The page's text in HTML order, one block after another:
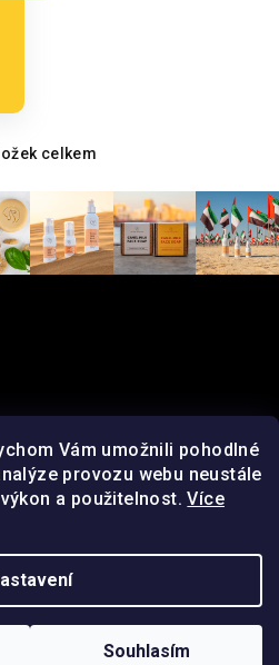
Vám umožnili pohodlné
provozu webu neustále
a použitelnost.Více
Souhlasím
O
v
l
á
d
v
k
y
v
p
i
s
u
celkem